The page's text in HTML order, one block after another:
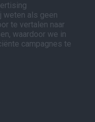
weten als geen
te vertalen naar
waardoor we in
campagnes te